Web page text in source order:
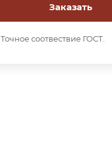
Заказать
Точное соотвествие ГОСТ.